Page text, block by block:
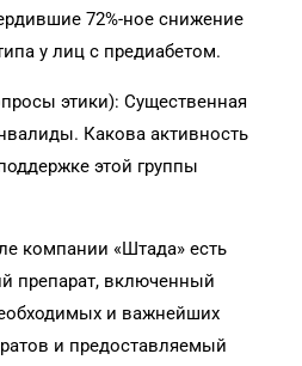
72%-ное снижение
у лиц с предиабетом.
этики): Существенная
Какова активность
этой группы
компании «Штада» есть
препарат, включенный
и важнейших
и предоставляемый